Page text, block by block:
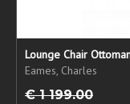
Lounge Chair
Eames, Charles
€ 1 199.00